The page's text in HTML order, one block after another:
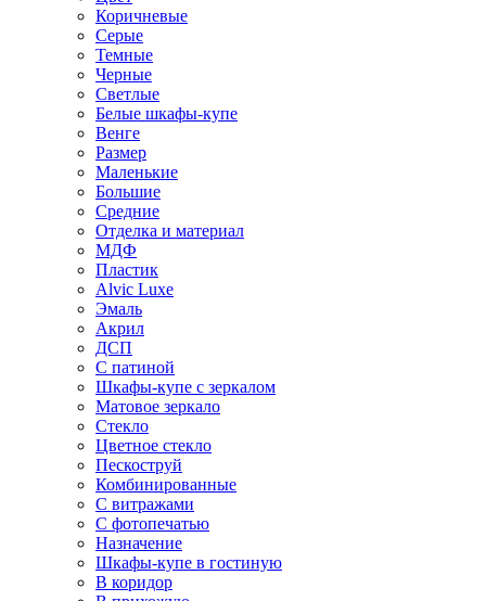
Коричневые
Серые
Темные
Черные
Светлые
Белые шкафы-купе
Венге
Размер
Маленькие
Большие
Средние
Отделка и материал
МДФ
Пластик
Alvic Luxe
Эмаль
Акрил
ДСП
С патиной
Шкафы-купе с зеркалом
Матовое зеркало
Стекло
Цветное стекло
Пескоструй
Комбинированные
С витражами
С фотопечатью
Назначение
Шкафы-купе в гостиную
В коридор